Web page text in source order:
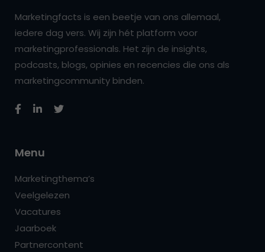
Marketingfacts is een beetje van ons allemaal,
iedere dag vers. Wij zijn hét platform voor
marketingprofessionals. Het zijn de insights,
podcasts, blogs, opinies en recencies die ons als
marketingcommunity binden.
Menu
Marketingthema’s
Veelgelezen
Vacatures
Jaarboek
Partnercontent